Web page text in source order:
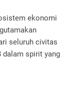
ekonomi
seluruh civitas
dalam spirit yang